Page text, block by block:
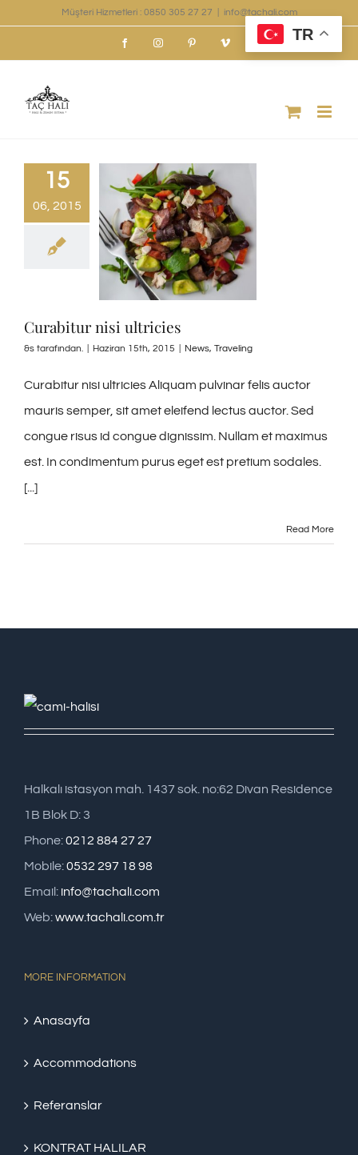
content
Müşteri Hizmetleri : 0850 305 27 27 info@tachali.com
FacebookInstagram PinterestVimeo
15
06, 2015
Curabitur nisi ultricies
&s tarafından. Haziran 15th, 2015 News, Traveling
Curabitur nisi ultricies Aliquam pulvinar felis auctor
mauris semper, sit amet eleifend lectus auctor. Sed
congue risus id congue dignissim. Nullam et maximus
est. In condimentum purus eget est pretium sodales.
[...]
Read More
Halkalı istasyon mah. 1437 sok. no:62 Divan Residence
1B Blok D: 3
Phone:0212 884 27 27
Mobile:0532 297 18 98
Email: info@tachali.com
Web:www.tachali.com.tr
MORE INFORMATION
Anasayfa
Accommodations
Referanslar
KONTRAT HALILAR
TR